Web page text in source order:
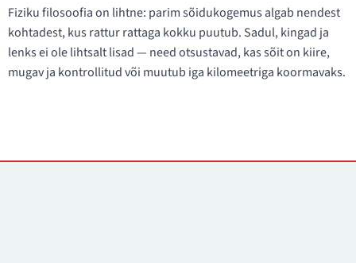
Fiziku filosoofia on lihtne: parim sõidukogemus algab nendest
kohtadest, kus rattur rattaga kokku puutub. Sadul, kingad ja
lenks ei ole lihtsalt lisad — need otsustavad, kas sõit on kiire,
mugav ja kontrollitud või muutub iga kilomeetriga koormavaks.